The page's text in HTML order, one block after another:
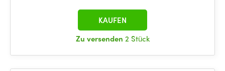
Zu versenden 2 Stück
KAUFEN